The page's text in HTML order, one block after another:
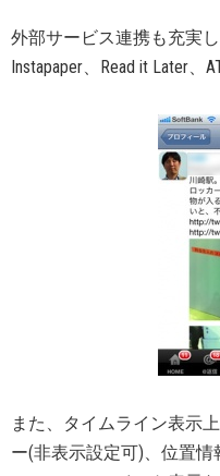
外部サービス連携も充実
Instapaper、Read it Later、
また、タイムライン表示
ー(非表示設定可)、位置